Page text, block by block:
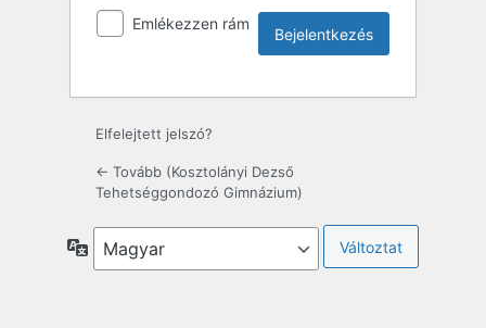
Emlékezzen rám
Elfelejtett jelszó?
← Tovább (Kosztolányi Dezső
Tehetséggondozó Gimnázium)
Nyelv